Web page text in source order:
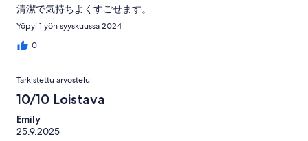
清潔で気持ちよくすごせます。
Yöpyi 1 yön syyskuussa 2024
0
Tarkistettu arvostelu
10/10 Loistava
Emily
25.9.2025